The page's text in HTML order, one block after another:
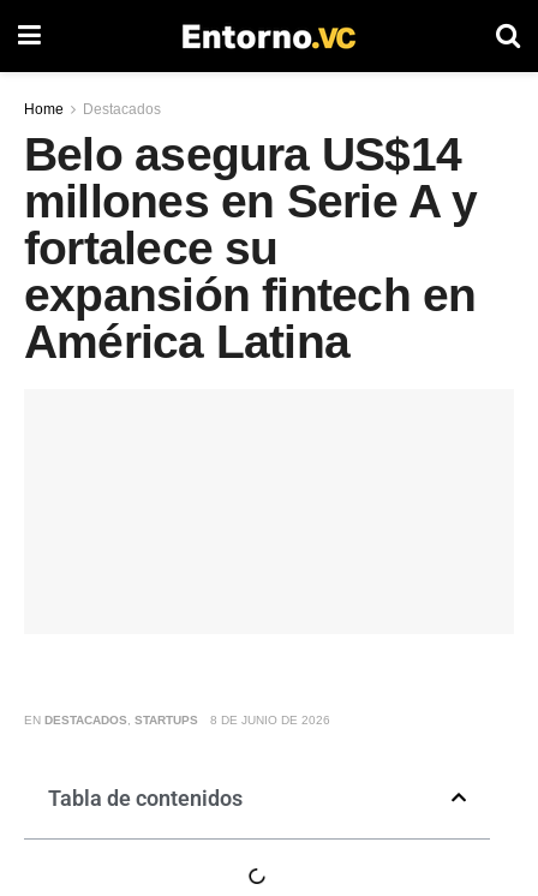
Home Destacados
Belo asegura US$14
millones en Serie A y
fortalece su
expansión fintech en
América Latina
EN DESTACADOS STARTUPS 8 DE JUNIO DE 2026
Tabla de contenidos